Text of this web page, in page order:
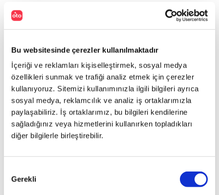
Bu websitesinde çerezler kullanılmaktadır
İçeriği ve reklamları kişiselleştirmek, sosyal medya
özellikleri sunmak ve trafiği analiz etmek için çerezler
kullanıyoruz. Sitemizi kullanımınızla ilgili bilgileri ayrıca
sosyal medya, reklamcılık ve analiz iş ortaklarımızla
paylaşabiliriz. İş ortaklarımız, bu bilgileri kendilerine
sağladığınız veya hizmetlerini kullanırken topladıkları
diğer bilgilerle birleştirebilir.
Seçimi
Gerekli
ya
anlatmak
derken
bir
türlü
anlaşamadıysanız
online
çeviri
uygulamaları
imdadınıza
Bu
alanının